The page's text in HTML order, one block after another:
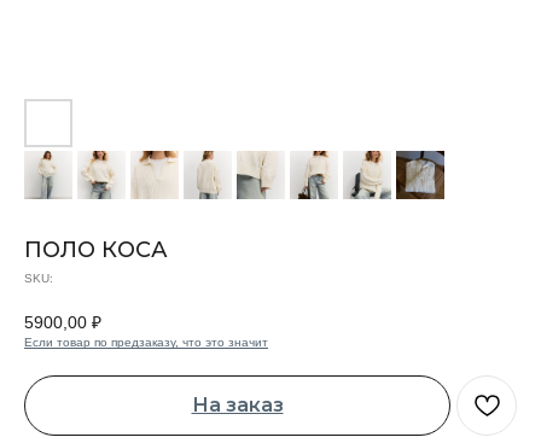
ПОЛО КОСА
SKU:
5900,00 ₽
Если товар по предзаказу, что это значит
На заказ